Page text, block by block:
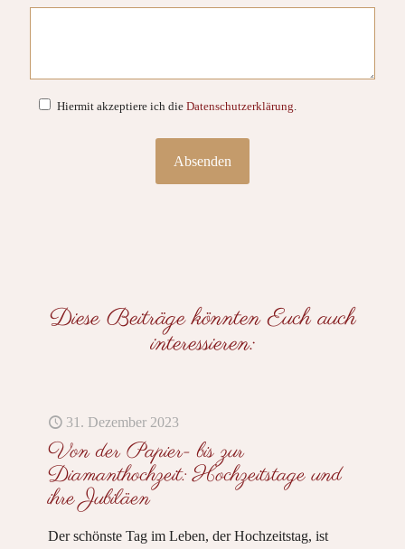
Hiermit akzeptiere ich die Datenschutzerklärung
Diese Beiträge könnten Euch auch
interessieren:
31. Dezember 2023
Von der Papier- bis zur
Diamanthochzeit: Hochzeitstage und
ihre Jubiläen
Der schönste Tag im Leben, der Hochzeitstag, ist